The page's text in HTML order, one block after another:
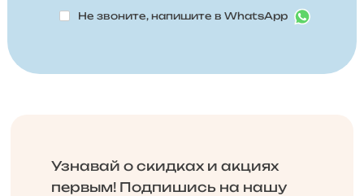
Не звоните, напишите в WhatsApp
Узнавай о скидках и акциях
первым! Подпишись на нашу